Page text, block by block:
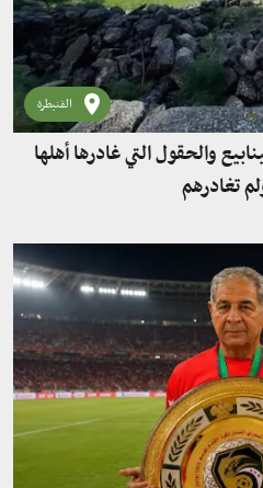
القنيطرة
والحقول التي غادرها أهلها
تغادرهم